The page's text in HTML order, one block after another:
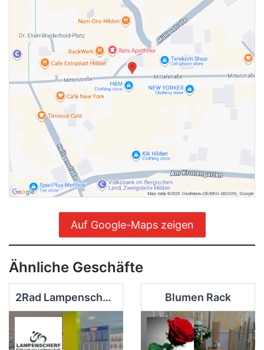
Auf Google-Maps zeigen
Ähnliche Geschäfte
2Rad Lampenscherf Blumen Rack